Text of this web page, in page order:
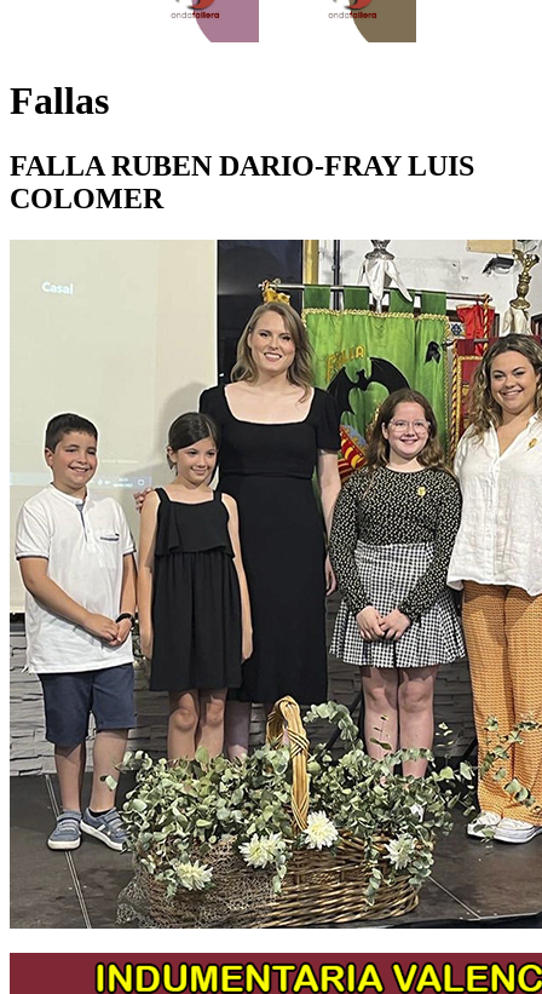
Fallas
FALLA RUBEN DARIO-FRAY LUIS
COLOMER